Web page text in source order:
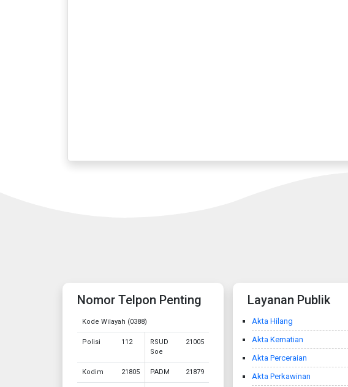
Nomor Telpon Penting
Kode Wilayah (0388)
Polisi 112
RSUD
Soe
21005
Kodim 21805 PADM 21879
Layanan Publik
Akta Hilang
Akta Kematian
Akta Perceraian
Akta Perkawinan